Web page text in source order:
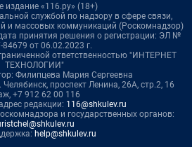
издание «116.ру» (18+)
службой по надзору в сфере связи,
и массовых коммуникаций (Роскомнадзор)
принятия решения о регистрации: ЭЛ №
от 06.02.2023 г.
ответственностью "ИНТЕРНЕТ
ТЕХНОЛОГИИ"
Филипцева Мария Сергеевна
проспект Ленина, 26А, стр.2, 16
+7 912 62 00 116
редакции: 116@shkulev.ru
и государственных органов:
help@shkulev.ru